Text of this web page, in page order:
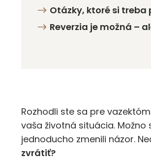
Otázky, ktoré si
Reverzia je možná –
Rozhodli ste sa pre
vaša životná situácia.
jednoducho zmenili názor.
zvrátiť?